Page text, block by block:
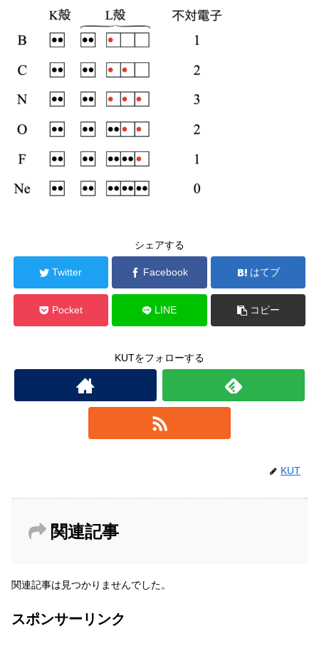
シェアする
Twitter Facebook はてブ
Pocket LINE コピー
KUTをフォローする
KUT
関連記事
関連記事は見つかりませんでした。
スポンサーリンク